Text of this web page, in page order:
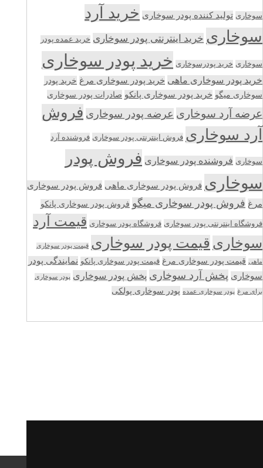
سوخاری تولید کننده پودر سوخاری خرید آرد
سوخاری خرید اینترنتی پودر سوخاری خرید عمده پودر
سوخاری خرید پودرسوخاری خرید پودر سوخاری
خرید پودر سوخاری ماهی خرید پودر سوخاری مرغ خرید پودر
سوخاری میگو خرید پودر سوخاری پانکو صادرات پودر سوخاری
عرضه آرد سوخاری عرضه پودر سوخاری فروش
آرد سوخاری فروش اینترنتی پودر سوخاری فروشنده آرد
سوخاری فروشنده پودر سوخاری فروش پودر
سوخاری فروش پودر سوخاری ماهی فروش پودر سوخاری
مرغ فروش پودر سوخاری میگو فروش پودر سوخاری پانکو
فروشگاه اینترنتی پودر سوخاری فروشگاه پودر سوخاری قیمت آرد
سوخاری قیمت پودر سوخاری قیمت پودر سوخاری
ماهی قیمت پودر سوخاری مرغ قیمت پودر سوخاری پانکو نمایندگی پودر
سوخاری پخش آرد سوخاری پخش پودر سوخاری پودر سوخاری
برای مرغ پودر سوخاری عمده پودر سوخاری پولکی